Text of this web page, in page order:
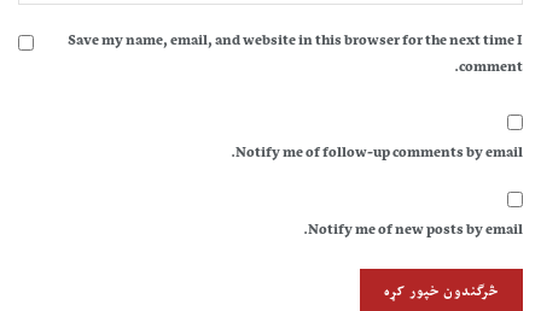
Save my name, email, and website in this browser for the next time I
comment.
Notify me of follow-up comments by email.
Notify me of new posts by email.